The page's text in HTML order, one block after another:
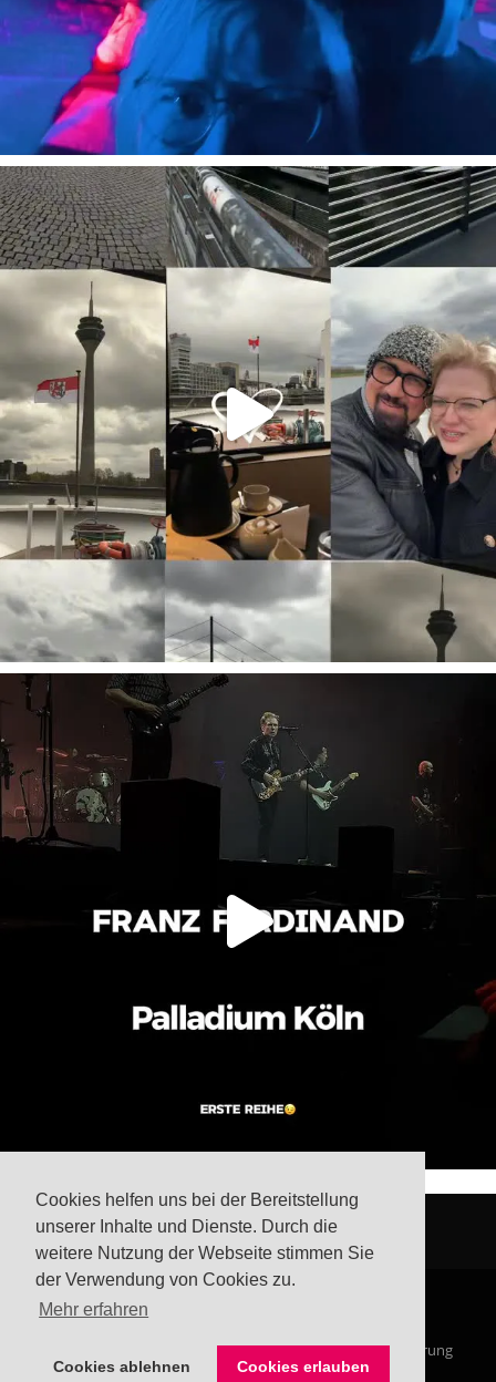
Cookies helfen uns bei der Bereitstellung
unserer Inhalte und Dienste. Durch die
weitere Nutzung der Webseite stimmen Sie
der Verwendung von Cookies zu.
Mehr erfahren
Cookies ablehnen Cookies erlauben
Impressum Datenschutzerklärung